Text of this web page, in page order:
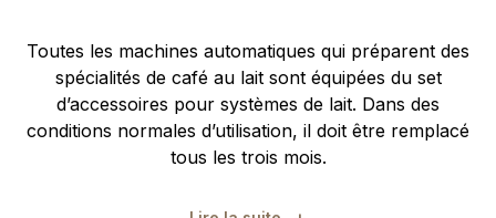
Toutes les machines automatiques qui préparent des
spécialités de café au lait sont équipées du set
d’accessoires pour systèmes de lait. Dans des
conditions normales d’utilisation, il doit être remplacé
tous les trois mois.